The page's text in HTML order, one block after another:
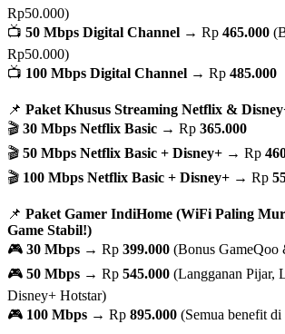
Rp50.000)
📺 50 Mbps Digital Channel → Rp 465.000
Rp50.000)
📺 100 Mbps Digital Channel → Rp 485.000
📌 Paket Khusus Streaming Netflix &
🎬 30 Mbps Netflix Basic → Rp 365.000
🎬 50 Mbps Netflix Basic + Disney+ → Rp
🎬 100 Mbps Netflix Basic + Disney+ → Rp
📌 Paket Gamer IndiHome (WiFi Paling
Game Stabil!)
🎮 30 Mbps → Rp 399.000 (Bonus
🎮 50 Mbps → Rp 545.000 (Langganan Pijar,
Disney+ Hotstar)
🎮 100 Mbps → Rp 895.000 (Semua benefit di